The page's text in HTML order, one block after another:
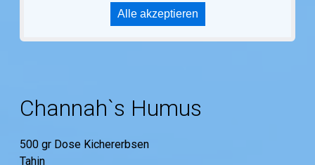
Alle akzeptieren
Channah`s Humus
500 gr Dose Kichererbsen
Tahin